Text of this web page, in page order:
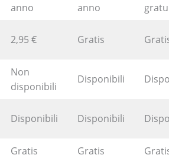
anno
anno
gratuita
2,95 € Gratis Gratis
Non
disponibili
Disponibili
Disponibili Disponibili
Gratis Gratis
Gratis